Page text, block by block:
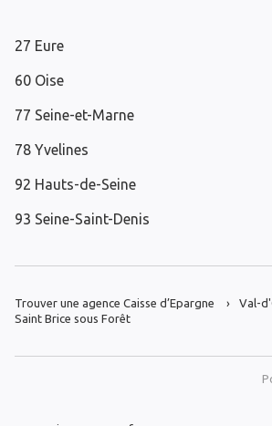
27 Eure
60 Oise
77 Seine-et-Marne
78 Yvelines
92 Hauts-de-Seine
93 Seine-Saint-Denis
Trouver une agence Caisse d’Epargne
Val-
Saint Brice sous Forêt